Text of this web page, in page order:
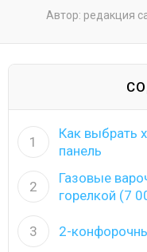
Автор: редакция
1
Как выбрать
панель
2
Газовые
горелкой (7
3 2-